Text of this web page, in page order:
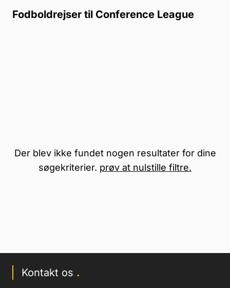
Fodboldrejser til Conference League
Der blev ikke fundet nogen resultater for dine
søgekriterier. prøv at nulstille filtre.
Kontakt os .